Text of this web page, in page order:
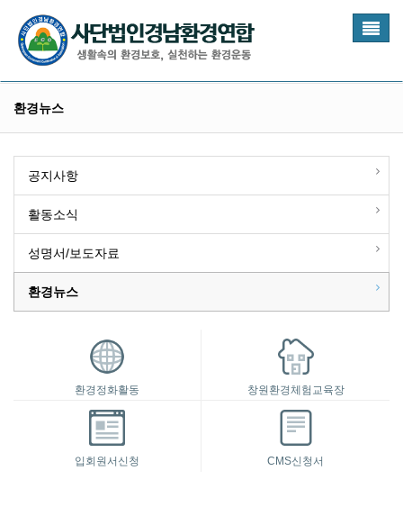
환경뉴스
공지사항
활동소식
성명서/보도자료
환경뉴스
환경정화활동 창원환경체험교육장
입회원서신청 CMS신청서